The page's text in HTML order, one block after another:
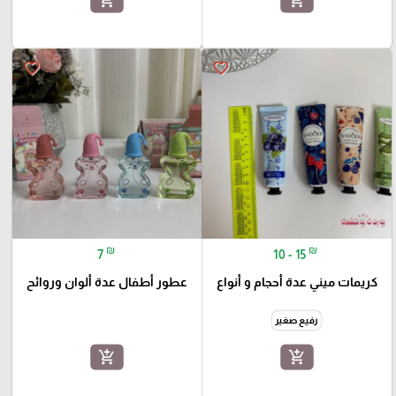
favorite_border
10 - 15 ₪
كريمات ميني عدة أحجام و أنواع
رفيع صغير
add_shopping_cart
favorite_border
7 ₪
عطور أطفال عدة ألوان وروائح
add_shopping_cart